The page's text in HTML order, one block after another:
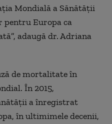
Mondială a Sănătăţii
pentru Europa ca
adaugă dr. Adriana
de mortalitate în
În 2015,
a înregistrat
în ultimimele decenii,